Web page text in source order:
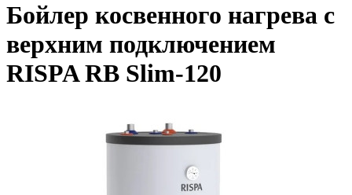
Бойлер косвенного нагрева с
верхним подключением
RISPA RB Slim-120